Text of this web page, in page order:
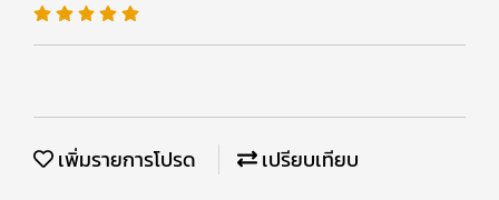
เพิ่มรายการโปรด
เปรียบเทียบ